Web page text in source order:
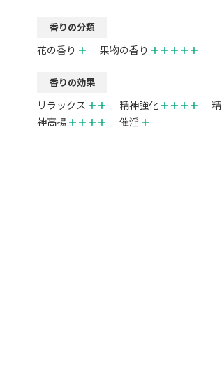
香りの分類
花の香り ＋ 果物の香り ＋＋＋＋＋
香りの効果
リラックス ＋＋ 精神強化 ＋＋＋＋
精
神高揚 ＋＋＋＋ 催淫 ＋